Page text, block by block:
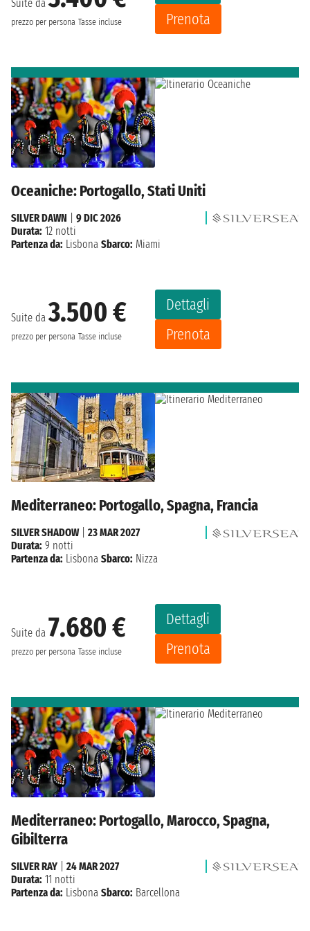
Suite da
prezzo per persona Tasse incluse Prenota
Oceaniche: Portogallo, Stati Uniti
Suite da3.500 €
prezzo per persona Tasse incluse
Dettagli
Prenota
SILVER DAWN
9 DIC 2026
Durata: 12 notti
Partenza da: Lisbona Sbarco: Miami
Mediterraneo: Portogallo, Spagna, Francia
Suite da 7.680 €
prezzo per persona Tasse incluse
Dettagli
Prenota
SILVER SHADOW| 23 MAR 2027
Durata: 9 notti
Partenza da: Lisbona Sbarco: Nizza
Mediterraneo: Portogallo, Marocco, Spagna,
Gibilterra
SILVER RAY
24 MAR 2027
Durata: 11 notti
Partenza da: Lisbona Sbarco: Barcellona